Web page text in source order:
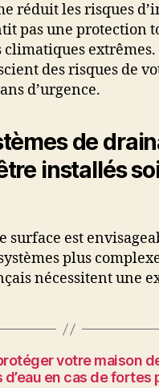
réduit les risques
pas une protection
climatiques
des risques de
d’urgence.
de
installés
surface est
plus
nécessitent une
votre maison
en cas de fortes